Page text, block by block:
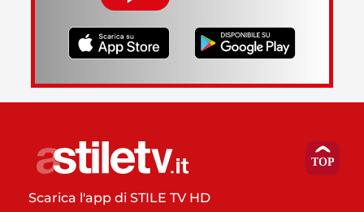
Scarica l'app di STILE TV HD